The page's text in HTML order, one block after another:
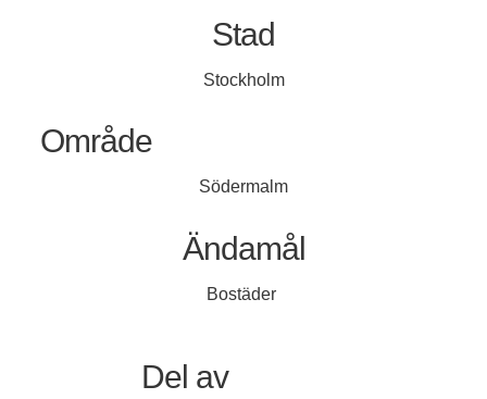
Stad
Stockholm
Område
Södermalm
Ändamål
Bostäder
Del av